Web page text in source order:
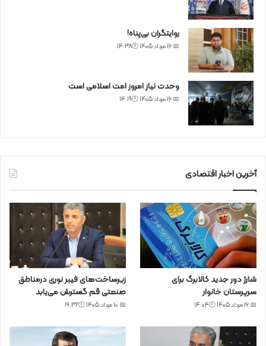
روایتگران بی‌پناه!
📅 16 مرداد 1405 🕙14:38
وحدت نیاز امروز امت اسلامی است
📅 16 مرداد 1405 🕙14:19
آخرین اخبار اقتصادی
شارژ دور جدید کالابرگ برای
سرپرستان خانوار
📅 16 مرداد 1405 🕙14:04
زیرساخت‌های فیبر نوری درمناطق
صنعتی قم گسترش می‌یابد
📅 10 مرداد 1405 🕙19:32